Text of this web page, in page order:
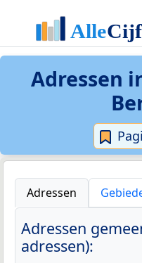
Adressen
Adressen
Adressen
adressen):